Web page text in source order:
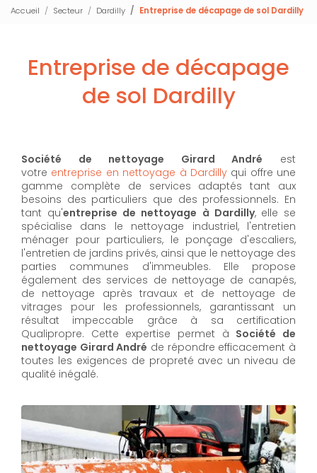
Accueil Secteur Dardilly Entreprise de décapage de sol Dardilly
Entreprise de décapage
de sol Dardilly
Société de nettoyage Girard André est
votre entreprise en nettoyage à Dardillyqui offre une
gamme complète de services adaptés tant aux
besoins des particuliers que des professionnels. En
tant qu'entreprise de nettoyage à Dardilly, elle se
spécialise dans le nettoyage industriel, l'entretien
ménager pour particuliers, le ponçage d'escaliers,
l'entretien de jardins privés, ainsi que le nettoyage des
parties communes d'immeubles. Elle propose
également des services de nettoyage de canapés,
de nettoyage après travaux et de nettoyage de
vitrages pour les professionnels, garantissant un
résultat impeccable grâce à sa certification
Qualipropre. Cette expertise permet à Société de
nettoyage Girard André de répondre efficacement à
toutes les exigences de propreté avec un niveau de
qualité inégalé.